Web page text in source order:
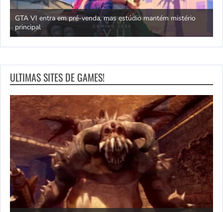
GTA VI entra em pré-venda, mas estúdio mantém mistério
principal
ULTIMAS SITES DE GAMES!